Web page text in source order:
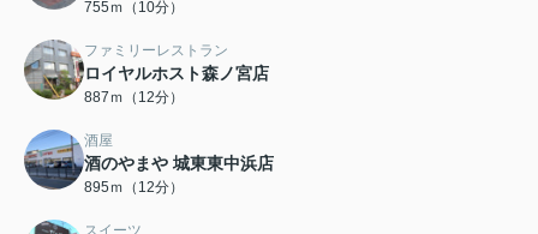
755ｍ（10分）
ファミリーレストラン
ロイヤルホスト森ノ宮店
887ｍ（12分）
酒屋
酒のやまや 城東東中浜店
895ｍ（12分）